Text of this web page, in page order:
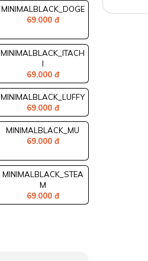
MINIMALBLACK_DOGE
69.000 đ
MINIMALBLACK_ITACH
I
69.000 đ
MINIMALBLACK_LUFFY
69.000 đ
MINIMALBLACK_MU
69.000 đ
MINIMALBLACK_STEA
M
69.000 đ